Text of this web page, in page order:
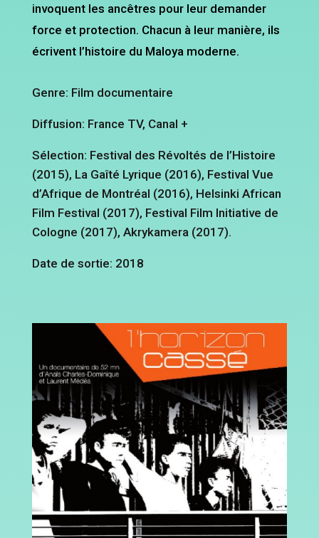
invoquent les ancêtres pour leur demander
force et protection. Chacun à leur manière, ils
écrivent l’histoire du Maloya moderne.
Genre: Film documentaire
Diffusion: France TV, Canal +
Sélection: Festival des Révoltés de l’Histoire
(2015), La Gaîté Lyrique (2016), Festival Vue
d’Afrique de Montréal (2016), Helsinki African
Film Festival (2017), Festival Film Initiative de
Cologne (2017), Akrykamera (2017).
Date de sortie: 2018